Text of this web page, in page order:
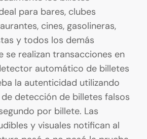
para bares, clubes
cines, gasolineras,
y todos los demás
se realizan transacciones en
automático de billetes
la autenticidad utilizando
detección de billetes falsos
por billete. Las
y visuales notifican al